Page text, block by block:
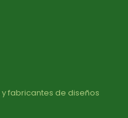
fabricantes de diseños